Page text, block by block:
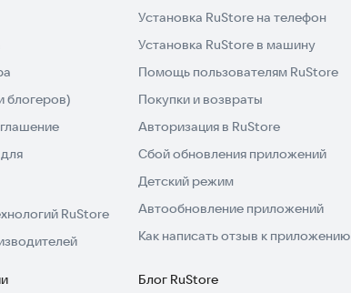
блогеров)
RuStore
Установка RuStore на телефон
Установка RuStore в машину
Помощь пользователям RuStore
Покупки и возвраты
Авторизация в RuStore
Сбой обновления приложений
Детский режим
Автообновление приложений
Как написать отзыв к приложению
Блог RuStore